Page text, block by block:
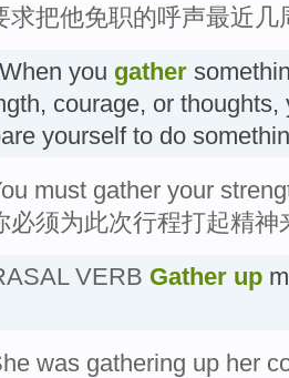
求把他免职的呼声最近几
When you gather
courage, or
yourself to do
must gather your
必须为此次行程打起精神
VERB Gather up
was gathering up her